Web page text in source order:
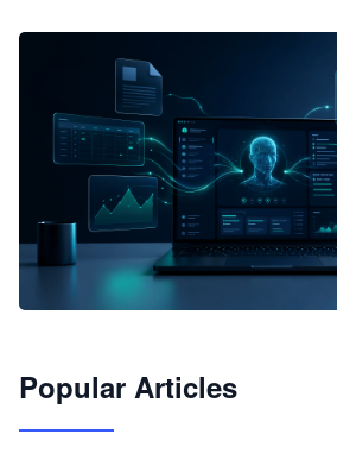
JimoClaw 桌面 AI Agent 工作台
Popular Articles